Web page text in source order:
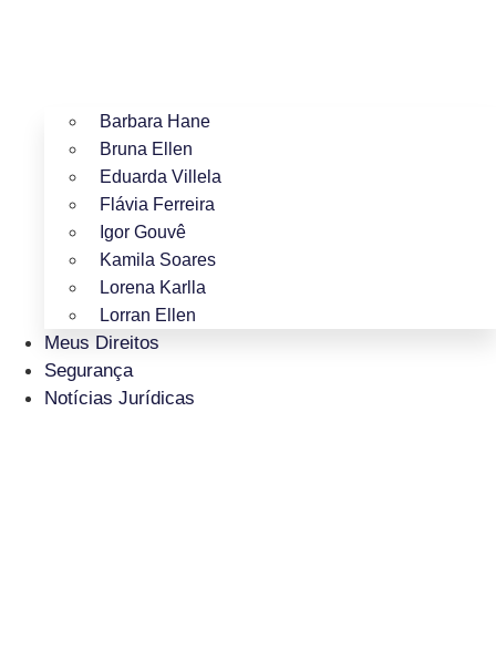
Barbara Hane
Bruna Ellen
Eduarda Villela
Flávia Ferreira
Igor Gouvê
Kamila Soares
Lorena Karlla
Lorran Ellen
Meus Direitos
Segurança
Notícias Jurídicas